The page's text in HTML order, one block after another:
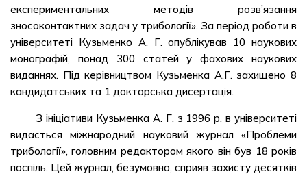
експериментальних методів розв’язання
зносоконтактних задач у трибології». За період роботи в
університеті Кузьменко А. Г. опублікував 10 наукових
монографій, понад 300 статей у фахових наукових
виданнях. Під керівництвом Кузьменка А.Г. захищено 8
кандидатських та 1 докторська дисертація.
З ініціативи Кузьменка А. Г. з 1996 р. в університеті
видасться міжнародний науковий журнал «Проблеми
трибології», головним редактором якого він був 18 років
поспіль. Цей журнал, безумовно, сприяв захисту десятків